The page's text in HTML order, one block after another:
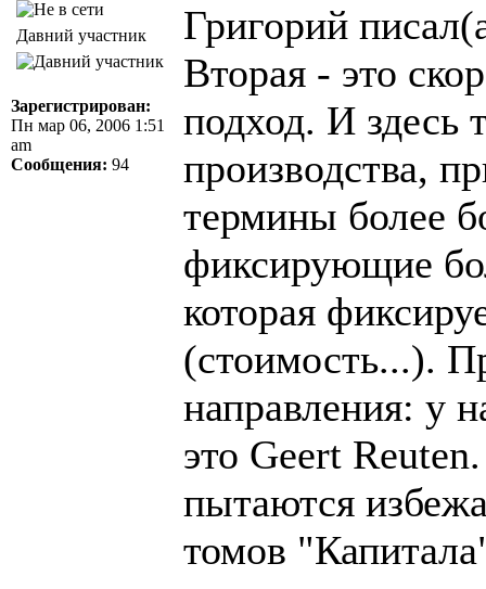
Давний участник
Зарегистрирован:
Пн мар 06, 2006 1:51
am
Сообщения: 94
Григорий
Вторая - это
подход. И здесь
производства,
термины более
фиксирующие
которая
(стоимость...).
направления: у
это Geert
пытаются
томов